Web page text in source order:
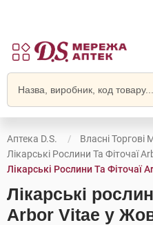
Аптека D.S.
Власні Торгові
Лікарські Рослини Та Фіточаї
Лікарські Рослини Та Фіточаї
Лікарські
Arbor Vitae у